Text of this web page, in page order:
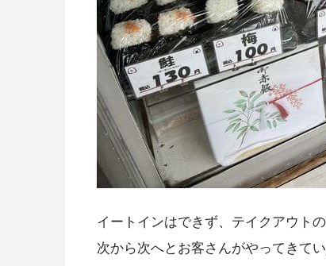
イートインはできず、テイクアウト
次から次へとお客さんがやってきて